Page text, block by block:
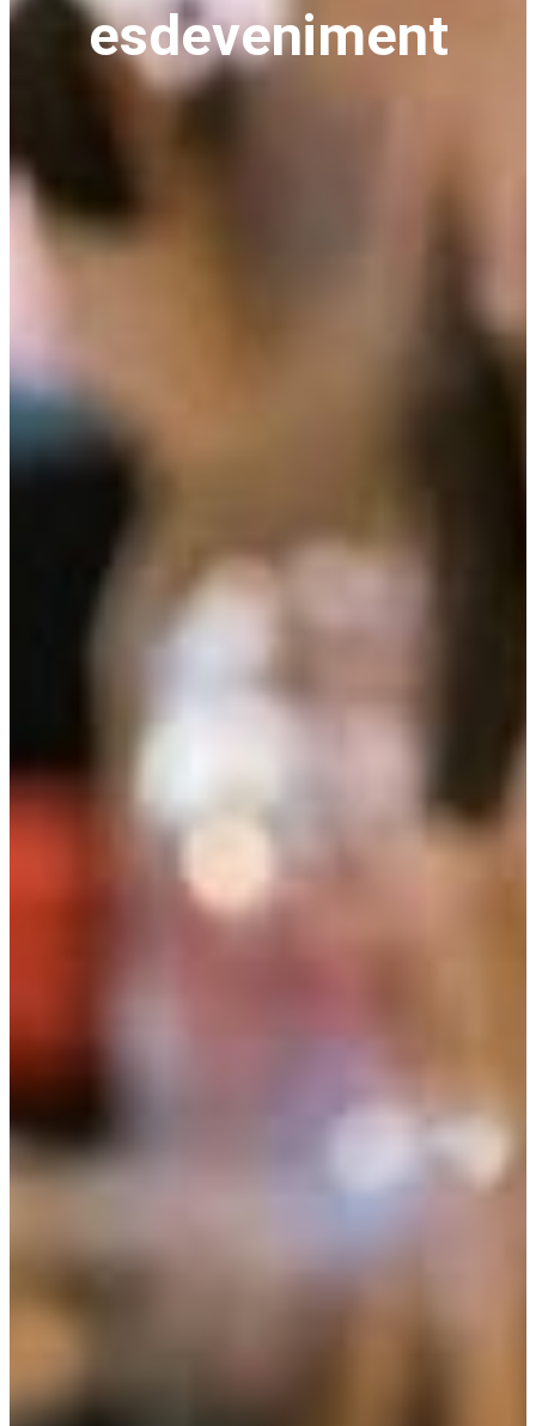
esdeveniment